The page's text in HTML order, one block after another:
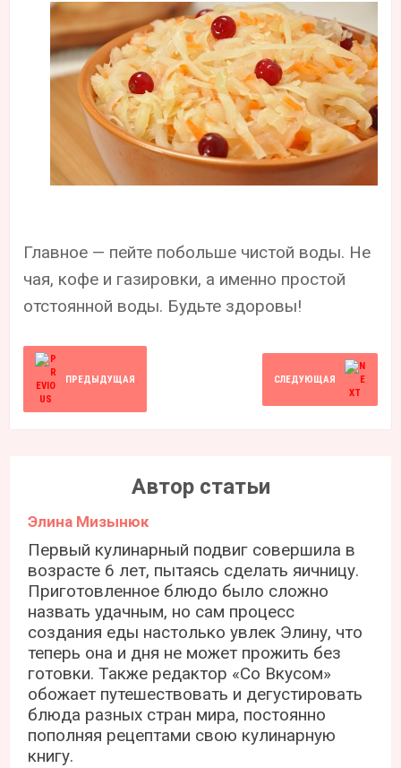
Главное — пейте побольше чистой воды. Не
чая, кофе и газировки, а именно простой
отстоянной воды. Будьте здоровы!
ПРЕДЫДУЩАЯ СЛЕДУЮЩАЯ
Автор статьи
Элина Мизынюк
Первый кулинарный подвиг совершила в
возрасте 6 лет, пытаясь сделать яичницу.
Приготовленное блюдо было сложно
назвать удачным, но сам процесс
создания еды настолько увлек Элину, что
теперь она и дня не может прожить без
готовки. Также редактор «Со Вкусом»
обожает путешествовать и дегустировать
блюда разных стран мира, постоянно
пополняя рецептами свою кулинарную
книгу.